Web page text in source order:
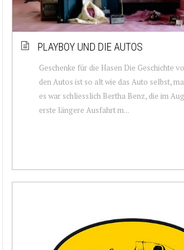
PLAYBOY UND DIE AUTOS
Geschenke für die Hasen Die Geschichte
den Autos ist so alt wie das Auto selbst,
es war schliesslich Bertha Benz, die im
erste längere Ausfahrt m...